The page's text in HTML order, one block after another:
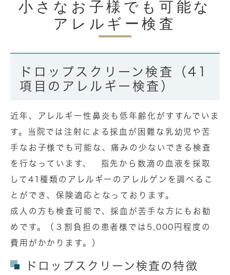
小さなお子様でも可能な
アレルギー検査
ドロップスクリーン検査（41
項目のアレルギー検査）
近年、アレルギー性鼻炎も低年齢化がすすんでいま
す。当院では注射による採血が困難な乳幼児や苦
手なお子様でも可能な、痛みの少ないできる検査
を行なっています、 指先から数滴の血液を採取
して41種類のアレルギーのアレルゲンを調べるこ
とができ、保険適応となっております。
成人の方も検査可能で、採血が苦手な方にもお勧
めです。（３割負担の患者様では5,000円程度の
費用がかかります。）
ドロップスクリーン検査の特徴